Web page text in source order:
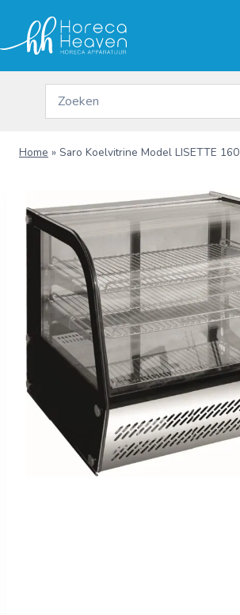
inhoud
Home » Saro Koelvitrine Model LISETTE 160